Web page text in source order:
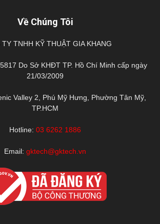
Về Chúng Tôi
TY TNHH KỸ THUẬT GIA KHANG
Do Sở KHĐT TP. Hồ Chí Minh cấp ngày
21/03/2009
Valley 2, Phú Mỹ Hưng, Phường Tân Mỹ,
TP.HCM
Hotline: 03 6262 1886
Email: gktech@gktech.vn